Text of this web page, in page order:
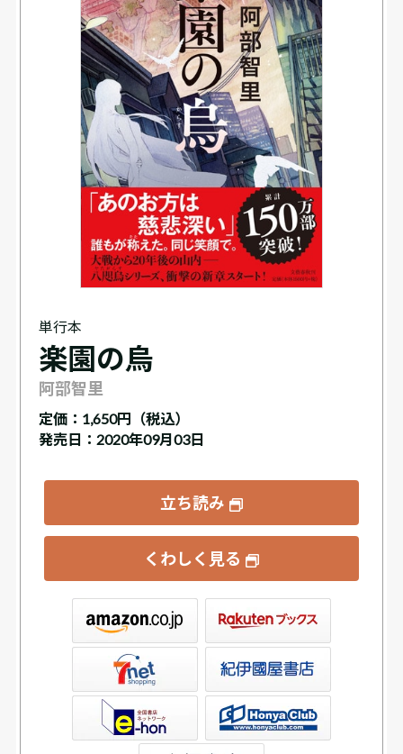
単行本
楽園の烏
阿部智里
定価： 1,650円（税込）
発売日：2020年09月03日
立ち読み
くわしく見る
書店ウェブストア